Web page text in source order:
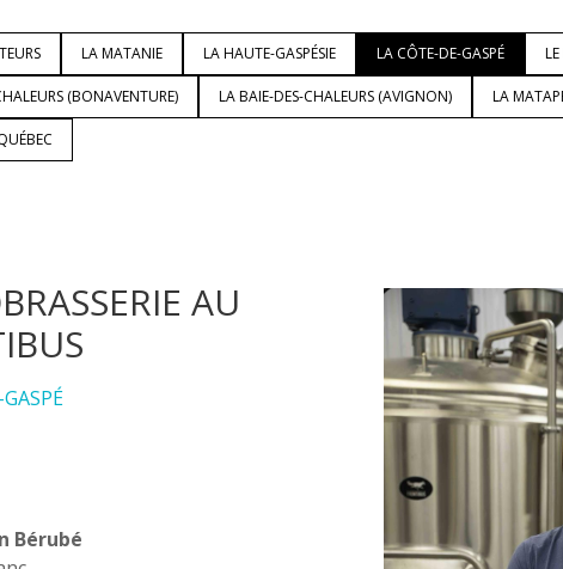
LA MATANIE LA HAUTE-GASPÉSIE LA CÔTE-DE-GASPÉ
(BONAVENTURE) LA BAIE-DES-CHALEURS (AVIGNON) LA
AU
Bérubé